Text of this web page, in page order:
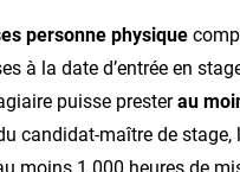
personne physique
à la date d’entrée en
puisse presterau
candidat-maître de